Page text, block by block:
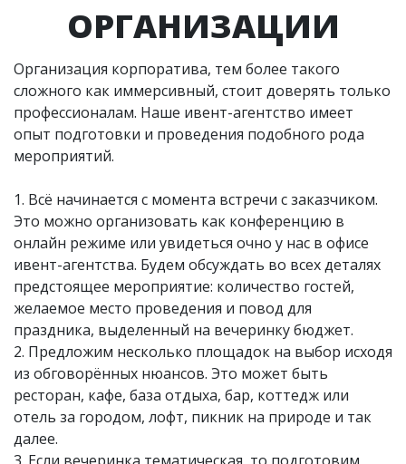
ОРГАНИЗАЦИИ
Организация корпоратива, тем более такого
сложного как иммерсивный, стоит доверять только
профессионалам. Наше ивент-агентство имеет
опыт подготовки и проведения подобного рода
мероприятий.
1. Всё начинается с момента встречи с заказчиком.
Это можно организовать как конференцию в
онлайн режиме или увидеться очно у нас в офисе
ивент-агентства. Будем обсуждать во всех деталях
предстоящее мероприятие: количество гостей,
желаемое место проведения и повод для
праздника, выделенный на вечеринку бюджет.
2. Предложим несколько площадок на выбор исходя
из обговорённых нюансов. Это может быть
ресторан, кафе, база отдыха, бар, коттедж или
отель за городом, лофт, пикник на природе и так
далее.